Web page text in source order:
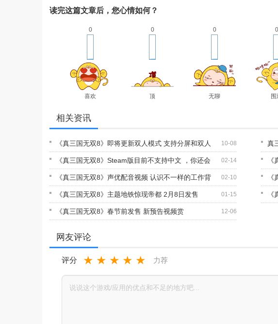
读完这篇文章后，您心情如何？
0
喜欢
0
顶
0
无聊
0
相关资讯
《真三国无双8》即将更新双人模式 支持分屏和双人
联网
10-08 真
《真三国无双8》Steam版目前不支持中文 ，你还会
玩吗
02-14
《真三国无双8》声优配音视频 认识不一样的工作背
后
02-10
《真三国无双8》主题地铁惊现帝都 2月8日发售 01-15
《真三国无双8》春节前发售 新预告视频赏 12-06
网友评论
评分 ★ ★ ★ ★ ★ 力荐